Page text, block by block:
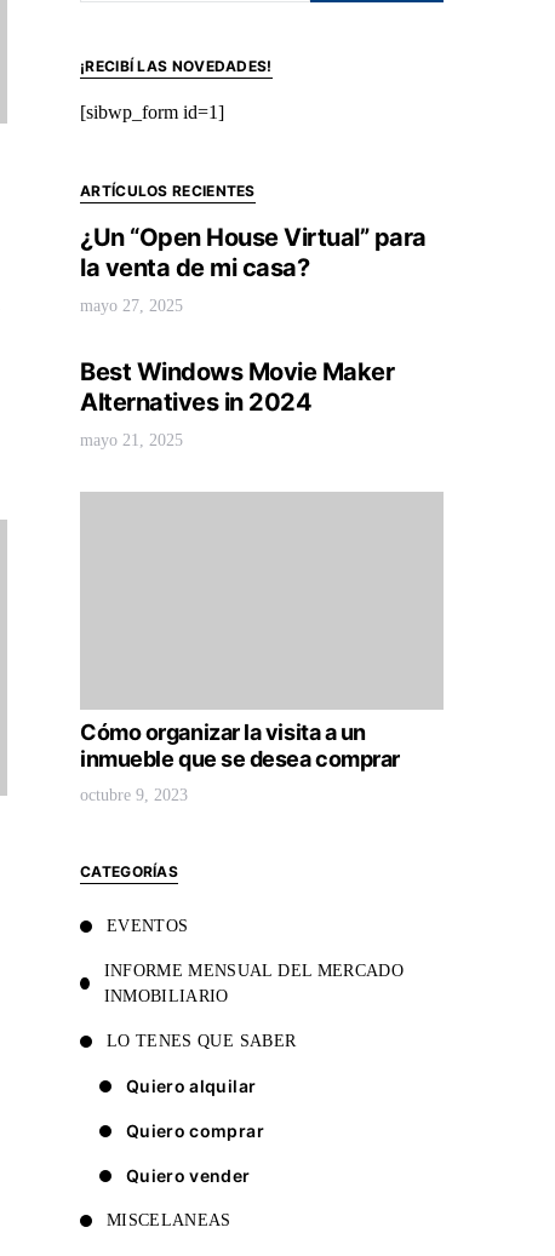
¡RECIBÍ LAS NOVEDADES!
[sibwp_form id=1]
ARTÍCULOS RECIENTES
¿Un “Open House Virtual” para
la venta de mi casa?
mayo 27, 2025
Best Windows Movie Maker
Alternatives in 2024
mayo 21, 2025
Cómo organizar la visita a un
inmueble que se desea comprar
octubre 9, 2023
CATEGORÍAS
EVENTOS
INFORME MENSUAL DEL MERCADO
INMOBILIARIO
LO TENES QUE SABER
Quiero alquilar
Quiero comprar
Quiero vender
MISCELANEAS